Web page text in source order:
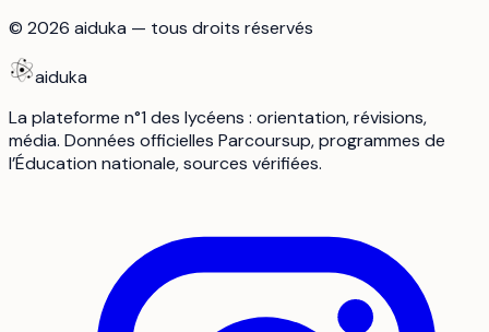
© 2026 aiduka — tous droits réservés
aiduka
La plateforme n°1 des lycéens : orientation, révisions,
média. Données officielles Parcoursup, programmes de
l’Éducation nationale, sources vérifiées.